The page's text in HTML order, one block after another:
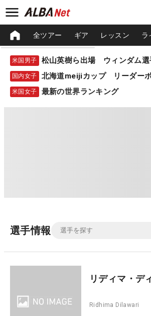
全ツアー ギア レッスン ラ
米国男子
国内女子 北海道meijiカップ リーダー
米国女子 最新の世界ランキング
選手情報
リディマ・デ
Ridhima Dilawari